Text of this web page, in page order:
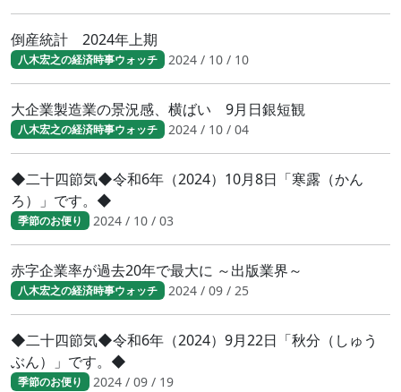
倒産統計 2024年上期
八木宏之の経済時事ウォッチ 2024 / 10 / 10
大企業製造業の景況感、横ばい 9月日銀短観
八木宏之の経済時事ウォッチ 2024 / 10 / 04
◆二十四節気◆令和6年（2024）10月8日「寒露（かん
ろ）」です。◆
季節のお便り 2024 / 10 / 03
赤字企業率が過去20年で最大に ～出版業界～
八木宏之の経済時事ウォッチ 2024 / 09 / 25
◆二十四節気◆令和6年（2024）9月22日「秋分（しゅう
ぶん）」です。◆
季節のお便り 2024 / 09 / 19